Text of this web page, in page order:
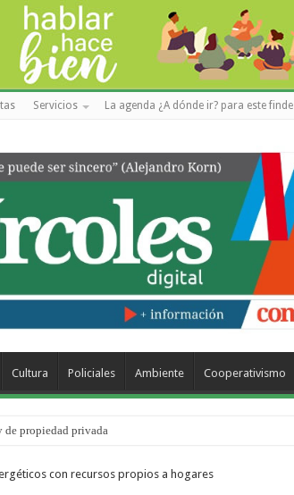
Servicios La agenda ¿A dónde ir? para este finde
Cultura Policiales Ambiente Cooperativismo
de propiedad privada
con recursos propios a hogares